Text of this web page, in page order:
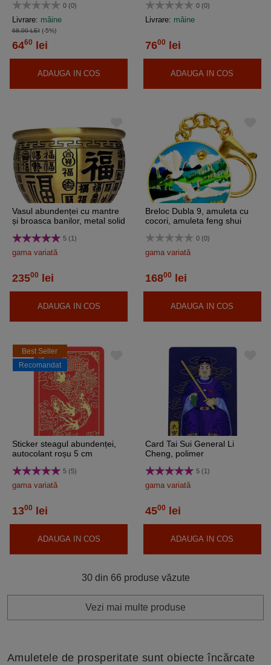
0 (0)
Livrare: mâine
68,00 LEI(-5%)
6460 lei
ADAUGA IN COS
0 (0)
Livrare: mâine
7600 lei
ADAUGA IN COS
Vasul abundenței cu mantre
și broasca banilor, metal solid
5 (1)
gama variată
23500 lei
ADAUGA IN COS
Breloc Dubla 9, amuleta cu
cocori, amuleta feng shui
0 (0)
gama variată
16800 lei
ADAUGA IN COS
Best Seller
Recomandat
Sticker steagul abundenței,
autocolant roșu 5 cm
5 (5)
gama variată
1300 lei
ADAUGA IN COS
Card Tai Sui General Li
Cheng, polimer
5 (1)
gama variată
4500 lei
ADAUGA IN COS
30 din 66 produse văzute
Vezi mai multe produse
Amuletele de prosperitate sunt obiecte încărcate